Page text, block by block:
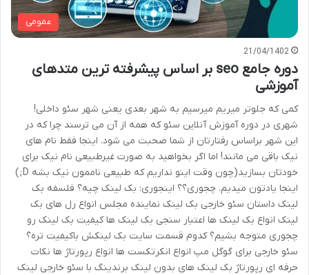
عمومی
21/04/1402
دوره جامع seo بر اساس پیشرفته ترین متدهای
آموزشی
کمی که جلوتر میریم میرسیم به شهر بعدی یعنی شهر سئو داخلی!
شهری در دوره آموزش آنلاین سئو که همه از آن می ترسند چرا که در
این شهر براساس رفتارتان از شما صحبت می شود. اینجا فقط نام های
نیک باقی می مانند! اما اگر بخواهید به صورت غیرطبیعی نام نیک برای
خودتان بسازید(چون وقت اینو نداریم که طبیعی ناممون نیک بشه D;)
اینجا یادتون میدیم. چجوری؟؟ اینجوری: بک لینک چیه؟ فلسفه بک
لینک داستان سئو خارجی بک لینک نماینده مجلس انواع رل های بک
لینک انواع بک لینک ها اعتبار سنجی بک لینک ها کیفیت بک لینک رو
چجوری متوجه بشیم؟ کدوم قسمت سایت بک لینکش باکیفیت تره؟
سئو خارجی برای گوگل مپ انواع انکرتکست ها انواع رپورتاژ ها نکات
حرفه ای رپورتاژ بک لینک های بدون لینک برندینگ با سئو خارجی لینک